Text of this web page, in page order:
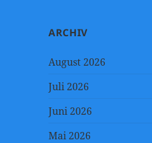
ARCHIV
August 2026
Juli 2026
Juni 2026
Mai 2026